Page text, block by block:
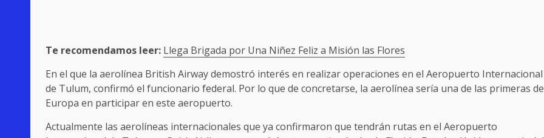
Te recomendamos leer: Llega Brigada por Una Niñez Feliz a Misión las Flores
En el que la aerolínea British Airway demostró interés en realizar operaciones en el Aeropuerto Internacional
de Tulum, confirmó el funcionario federal. Por lo que de concretarse, la aerolínea sería una de las primeras de
Europa en participar en este aeropuerto.
Actualmente las aerolíneas internacionales que ya confirmaron que tendrán rutas en el Aeropuerto